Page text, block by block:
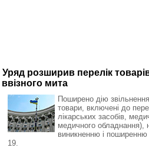
Уряд розширив перелік
ввізного мита
Поширено дію
товари, включені до
лікарських засобів,
медичного обладнання),
виникненню і поширенню
19.